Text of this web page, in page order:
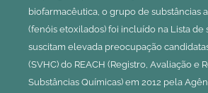
biofarmacêutica, o grupo de substâncias
(fenóis etoxilados) foi incluído na Lista de
suscitam elevada preocupação
(SVHC) do REACH (Registro, Avaliação e
Substâncias Químicas) em 2012 pela